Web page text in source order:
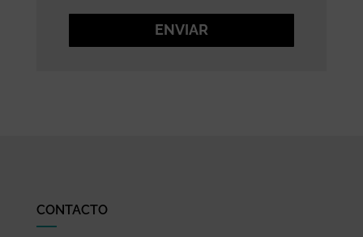
ENVIAR
CONTACTO